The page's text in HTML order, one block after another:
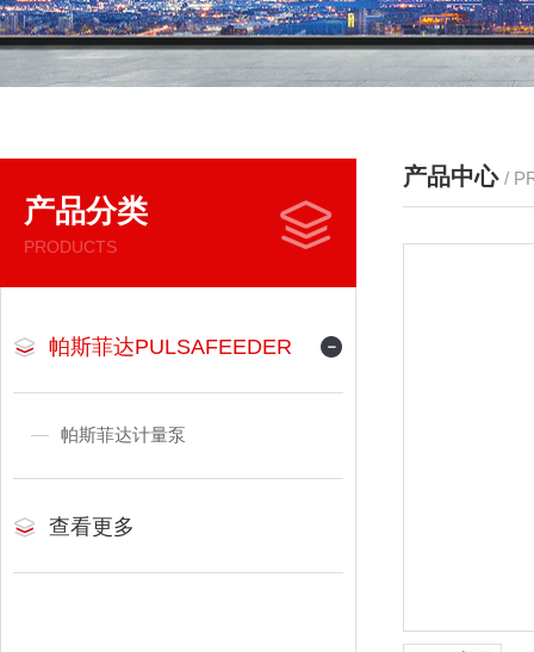
产品分类
PRODUCTS
帕斯菲达PULSAFEEDER
帕斯菲达计量泵
查看更多
产品中心 /